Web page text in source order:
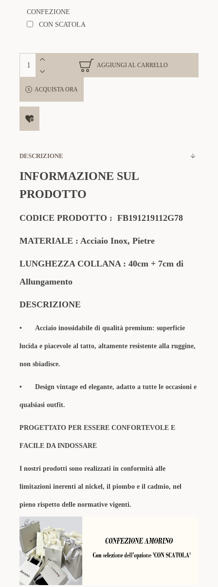
CONFEZIONE
CON SCATOLA
AGGIUNGI AL CARRELLO
ACQUISTA ORA
DESCRIZIONE
INFORMAZIONE SUL
PRODOTTO
CODICE PRODOTTO : FB191219112G78
MATERIALE : Acciaio Inox, Pietre
LUNGHEZZA COLLANA : 40cm + 7cm di
Allungamento
DESCRIZIONE
• Acciaio inossidabile di qualità premium: superficie
lucida e piacevole al tatto, altamente resistente alla ruggine,
non sbiadisce.
• Design vintage ed elegante, adatto a tutte le occasioni e
qualsiasi outfit.
PROGETTATO PER ESSERE CONFORTEVOLE E
FACILE DA INDOSSARE
I nostri prodotti sono realizzati in conformità alle
limitazioni inerenti al nickel, il piombo e il cadmio, nel
pieno rispetto delle normative vigenti.